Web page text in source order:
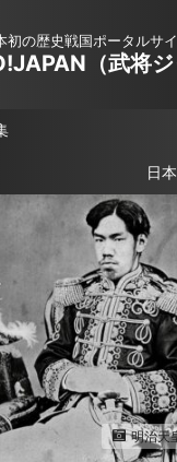
初の歴史戦国ポータルサ
（武将ジ
日
明治天